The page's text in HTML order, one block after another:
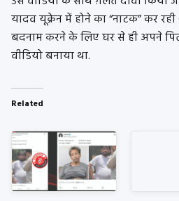
यादव यूक्रेन में होने का “नाटक” कर
बदनाम करने के लिए घर से ही अपने
वीडियो बनाया था.
Related